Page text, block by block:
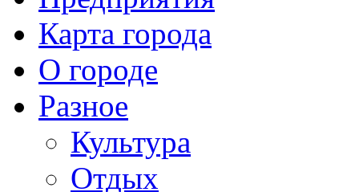
Карта города
О городе
Разное
Культура
Отдых